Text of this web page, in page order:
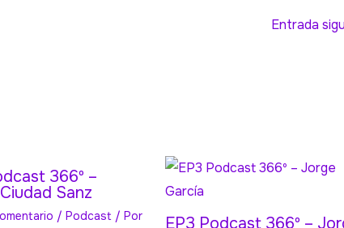
Entrada
366º –
Sanz
/ Podcast/ Por
EP3 Podcast 366º –